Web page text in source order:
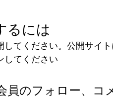
るには
てください。公開サイ
してください
員のフォロー、コ